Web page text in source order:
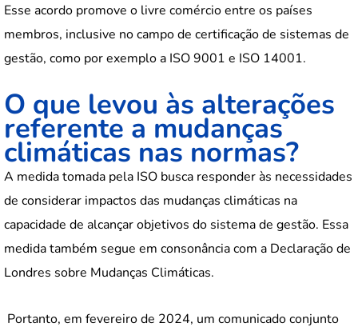
Esse acordo promove o livre comércio entre os países
membros, inclusive no campo de certificação de sistemas de
gestão, como por exemplo a ISO 9001 e ISO 14001.
O que levou às alterações
referente a mudanças
climáticas nas normas?
A medida tomada pela ISO busca responder às necessidades
de considerar impactos das mudanças climáticas na
capacidade de alcançar objetivos do sistema de gestão. Essa
medida também segue em consonância com a Declaração de
Londres sobre Mudanças Climáticas.
Portanto, em fevereiro de 2024, um comunicado conjunto